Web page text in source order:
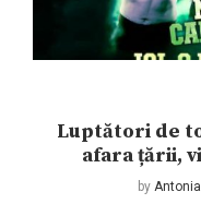
Luptători de
afara țării,
by